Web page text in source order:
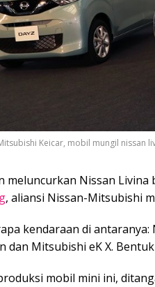
Keicar, mobil mungil nissan
meluncurkan Nissan Livina
, aliansi Nissan-Mitsubishi
kendaraan di antaranya:
dan Mitsubishi eK X.
mobil mini ini,